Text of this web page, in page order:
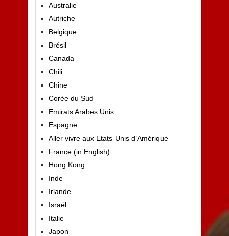
Australie
Autriche
Belgique
Brésil
Canada
Chili
Chine
Corée du Sud
Emirats Arabes Unis
Espagne
Aller vivre aux Etats-Unis d’Amérique
France (in English)
Hong Kong
Inde
Irlande
Israël
Italie
Japon